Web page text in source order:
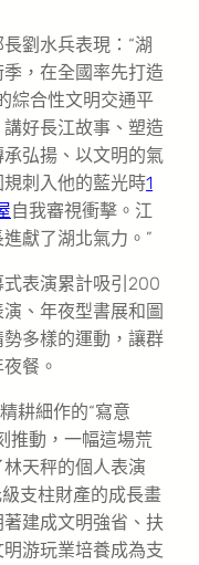
長劉水兵表現：“湖
，在全國率先打造
綜合性文明交通平
好長江故事、塑造
弘揚、以文明的氣
刺入他的藍光時1
自我審視衝擊。江
獻了湖北氣力。”
表演累計吸引200
、年夜型書展和圖
多樣的運動，讓群
餐。
耕細作的“寫意
推動，一幅這場荒
天秤的個人表演
支柱財產的成長畫
建成文明強省、扶
游玩業培養成為支